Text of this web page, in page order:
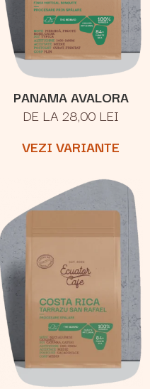
PANAMA AVALORA
DE LA 28,00 LEI
VEZI VARIANTE